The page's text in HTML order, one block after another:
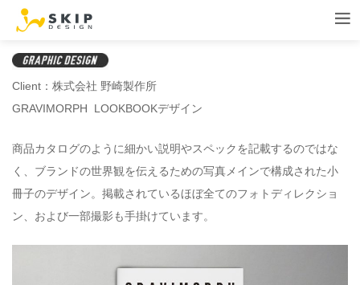
Client：株式会社 野崎製作所
GRAVIMORPH LOOKBOOKデザイン
商品カタログのように細かい説明やスペックを記載するのではな
く、ブランドの世界観を伝えるための写真メインで構成された小
冊子のデザイン。掲載されているほぼ全てのフォトディレクショ
ン、および一部撮影も手掛けています。